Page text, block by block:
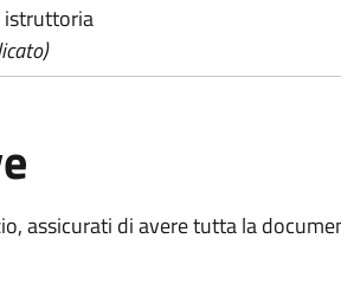
istruttoria
assicurati di avere tutta la